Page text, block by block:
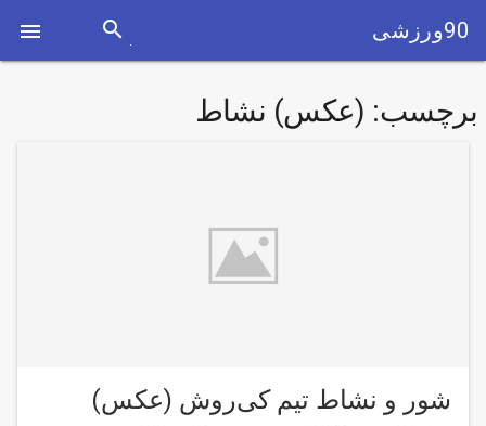
 90ورزشی search
برچسب: (عکس) نشاط
شور و نشاط تیم کی‌روش (عکس)